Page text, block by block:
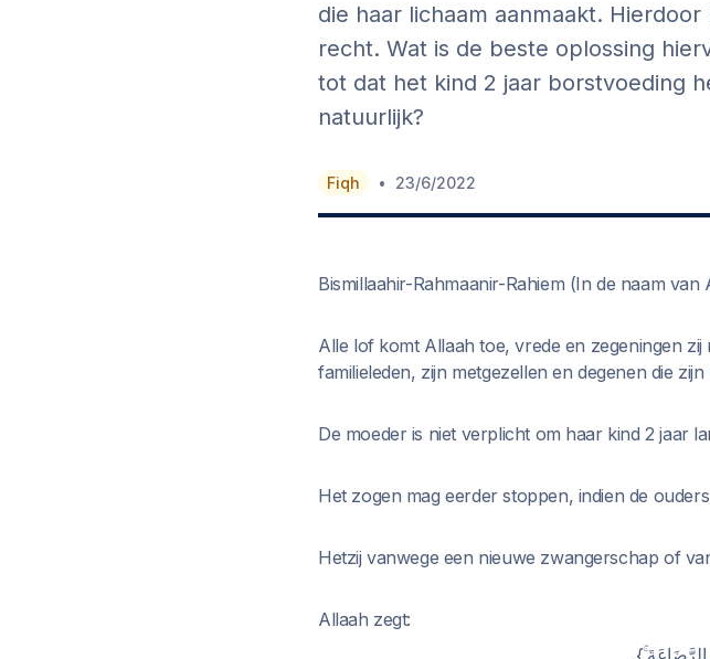
die haar lichaam aanmaakt.
recht. Wat is de beste oplossing
tot dat het kind 2 jaar borstvoeding
natuurlijk?
Fiqh • 23/6/2022
Bismillaahir-Rahmaanir-Rahiem (In de naam
Alle lof komt Allaah toe, vrede en zegeningen
familieleden, zijn metgezellen en degenen die zijn
De moeder is niet verplicht om haar kind 2 jaar
Het zogen mag eerder stoppen, indien de
Hetzij vanwege een nieuwe zwangerschap of
Allaah zegt:
الرَّضَاعَةَ ۚ}.